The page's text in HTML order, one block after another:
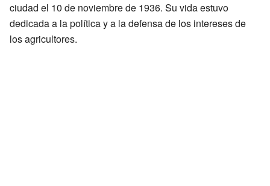
ciudad el 10 de noviembre de 1936. Su vida estuvo
dedicada a la política y a la defensa de los intereses de
los agricultores.